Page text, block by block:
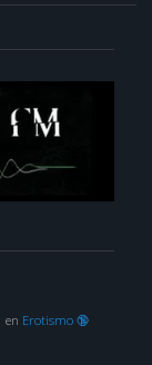
en Erotismo 🔞